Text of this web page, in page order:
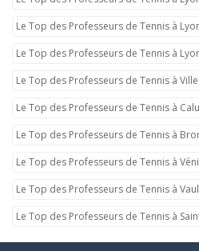
Le Top des Professeurs de Tennis à
Le Top des Professeurs de Tennis à
Le Top des Professeurs de Tennis à
Le Top des Professeurs de Tennis à
Le Top des Professeurs de Tennis à
Le Top des Professeurs de Tennis à
Le Top des Professeurs de Tennis à
Le Top des Professeurs de Tennis à